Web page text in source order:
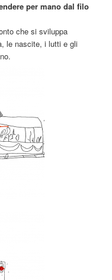
per mano dal filo
che si sviluppa
le nascite, i lutti e gli